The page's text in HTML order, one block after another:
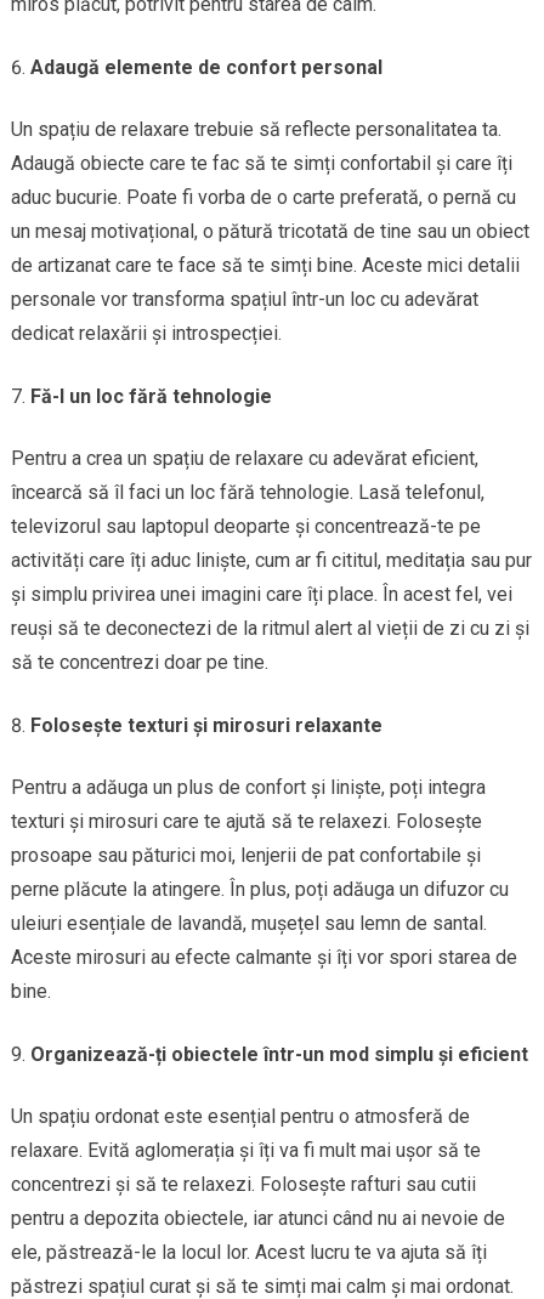
Adaugă elemente de confort personal
Un spațiu de relaxare trebuie să reflecte personalitatea ta.
Adaugă obiecte care te fac să te simți confortabil și care îți
aduc bucurie. Poate fi vorba de o carte preferată, o pernă cu
un mesaj motivațional, o pătură tricotată de tine sau un obiect
de artizanat care te face să te simți bine. Aceste mici detalii
personale vor transforma spațiul într-un loc cu adevărat
dedicat relaxării și introspecției.
Fă-l un loc fără tehnologie
Pentru a crea un spațiu de relaxare cu adevărat eficient,
încearcă să îl faci un loc fără tehnologie. Lasă telefonul,
televizorul sau laptopul deoparte și concentrează-te pe
activități care îți aduc liniște, cum ar fi cititul, meditația sau pur
și simplu privirea unei imagini care îți place. În acest fel, vei
reuși să te deconectezi de la ritmul alert al vieții de zi cu zi și
să te concentrezi doar pe tine.
Folosește texturi și mirosuri relaxante
Pentru a adăuga un plus de confort și liniște, poți integra
texturi și mirosuri care te ajută să te relaxezi. Folosește
prosoape sau păturici moi, lenjerii de pat confortabile și
perne plăcute la atingere. În plus, poți adăuga un difuzor cu
uleiuri esențiale de lavandă, mușețel sau lemn de santal.
Aceste mirosuri au efecte calmante și îți vor spori starea de
bine.
Organizează-ți obiectele într-un mod simplu și eficient
Un spațiu ordonat este esențial pentru o atmosferă de
relaxare. Evită aglomerația și îți va fi mult mai ușor să te
concentrezi și să te relaxezi. Folosește rafturi sau cutii
pentru a depozita obiectele, iar atunci când nu ai nevoie de
ele, păstrează-le la locul lor. Acest lucru te va ajuta să îți
păstrezi spațiul curat și să te simți mai calm și mai ordonat.